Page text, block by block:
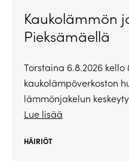
Kaukolämmön
Pieksämäellä
Torstaina 6.8.2026 kello
kaukolämpöverkoston
lämmönjakelun
Lue lisää
HÄIRIÖT